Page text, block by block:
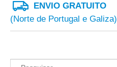
ENVIO GRATUITO
(Norte de Portugal e Galiza)